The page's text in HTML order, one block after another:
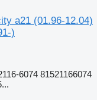
a21 (01.96-12.04)
)
6074 81521166074